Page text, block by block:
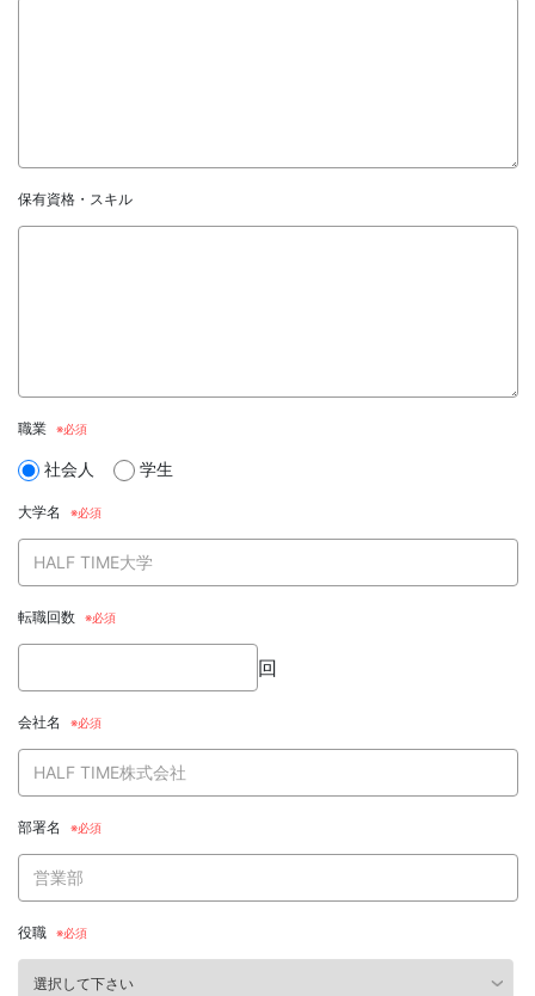
保有資格・スキル
職業
社会人 学生
大学名
転職回数
回
会社名
部署名
役職